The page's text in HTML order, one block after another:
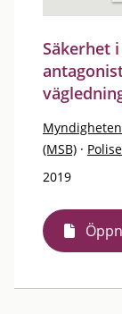
Säkerhet
(MSB) ·
2019